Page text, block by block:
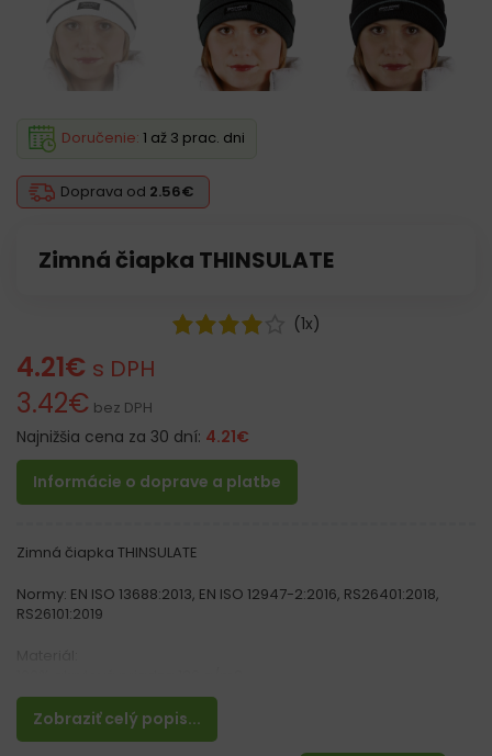
Zimná čiapka THINSULATE
Doprava od 2.56€
Doručenie: 1 až 3 prac. dni
(1x)
4.21€ s DPH
3.42€ bez DPH
Najnižšia cena za 30 dní: 4.21€
Informácie o doprave a platbe
Zobraziť celý popis...
Zimná čiapka THINSULATE
Normy: EN ISO 13688:2013, EN ISO 12947-2:2016, RS26401:2018,
RS26101:2019
Vlastnosti:
– Elastický materiál